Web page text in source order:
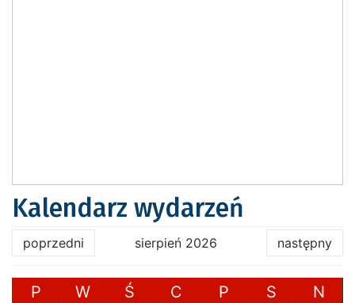
Kalendarz wydarzeń
poprzedni sierpień 2026 następny
P W Ś C P S N